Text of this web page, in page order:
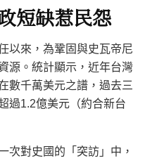
短缺惹民怨
以來，為鞏固與史瓦帝尼
源。統計顯示，近年台灣
數千萬美元之譜，過去三
過1.2億美元（約合新台
次對史國的「突訪」中，